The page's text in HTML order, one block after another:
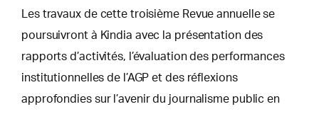
Les travaux de cette troisième Revue annuelle se
poursuivront à Kindia avec la présentation des
rapports d’activités, l’évaluation des performances
institutionnelles de l’AGP et des réflexions
approfondies sur l’avenir du journalisme public en